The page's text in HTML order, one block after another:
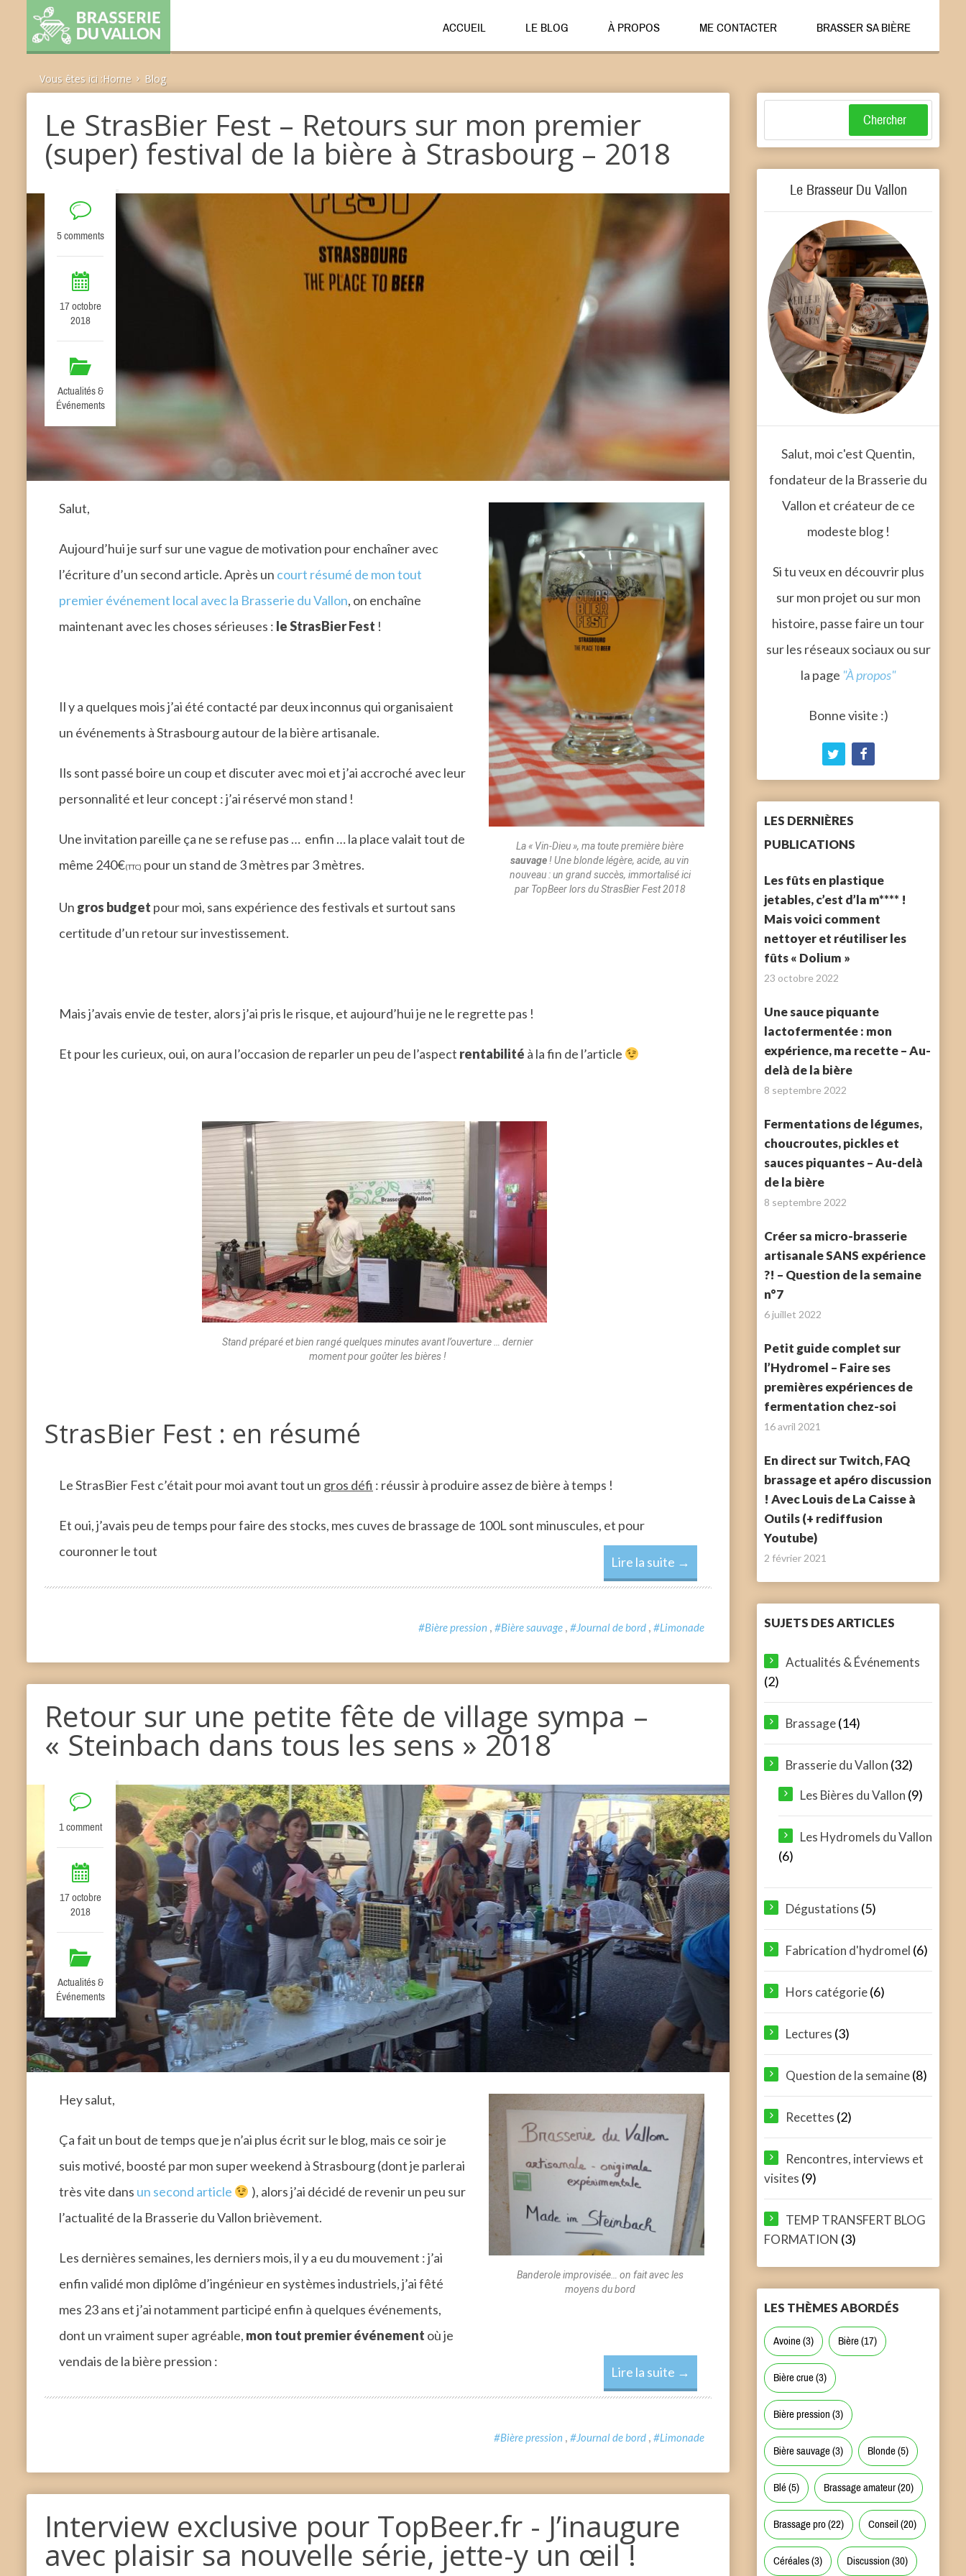
ACCUEIL LE BLOG À PROPOS ME CONTACTER BRASSER SA BIÈRE
Home Blog
Le StrasBier Fest – Retours sur mon premier
(super) festival de la bière à Strasbourg – 2018
5 comments
17 octobre
2018
Actualités &
Événements
La « Vin-Dieu », ma toute première bière
sauvage! Une blonde légère, acide, au vin
nouveau : un grand succès, immortalisé ici
par TopBeer lors du StrasBier Fest 2018
Salut,
Aujourd’hui je surf sur une vague de motivation pour enchaîner avec
l’écriture d’un second article. Après un court résumé de mon tout
premier événement local avec la Brasserie du Vallon, on enchaîne
maintenant avec les choses sérieuses : le StrasBier Fest !
Il y a quelques mois j’ai été contacté par deux inconnus qui organisaient
un événements à Strasbourg autour de la bière artisanale.
Ils sont passé boire un coup et discuter avec moi et j’ai accroché avec leur
personnalité et leur concept : j’ai réservé mon stand !
Une invitation pareille ça ne se refuse pas … enfin … la place valait tout de
même 240€(TTC) pour un stand de 3 mètres par 3 mètres.
Un gros budget pour moi, sans expérience des festivals et surtout sans
certitude d’un retour sur investissement.
Mais j’avais envie de tester, alors j’ai pris le risque, et aujourd’hui je ne le regrette pas !
Et pour les curieux, oui, on aura l’occasion de reparler un peu de l’aspect rentabilité à la fin de l’article
Stand préparé et bien rangé quelques minutes avant l’ouverture … dernier
moment pour goûter les bières !
StrasBier Fest : en résumé
Le StrasBier Fest c’était pour moi avant tout un gros défi : réussir à produire assez de bière à temps !
Et oui, j’avais peu de temps pour faire des stocks, mes cuves de brassage de 100L sont minuscules, et pour
couronner le tout
Lire la suite
#Bière pression, #Bière sauvage, #Journal de bord, #Limonade
Retour sur une petite fête de village sympa –
« Steinbach dans tous les sens » 2018
1 comment
17 octobre
2018
Actualités &
Événements
Banderole improvisée… on fait avec les
moyens du bord
Hey salut,
Ça fait un bout de temps que je n’ai plus écrit sur le blog, mais ce soir je
suis motivé, boosté par mon super weekend à Strasbourg (dont je parlerai
très vite dans un second article
), alors j’ai décidé de revenir un peu sur
l’actualité de la Brasserie du Vallon brièvement.
Les dernières semaines, les derniers mois, il y a eu du mouvement : j’ai
enfin validé mon diplôme d’ingénieur en systèmes industriels, j’ai fêté
mes 23 ans et j’ai notamment participé enfin à quelques événements,
dont un vraiment super agréable, mon tout premier événement où je
vendais de la bière pression :
Lire la suite
#Bière pression, #Journal de bord, #Limonade
Interview exclusive pour TopBeer.fr - J’inaugure
avec plaisir sa nouvelle série, jette-y un œil !
Le Brasseur Du Vallon
Salut, moi c'est Quentin,
fondateur de la Brasserie du
Vallon et créateur de ce
modeste blog !
Si tu veux en découvrir plus
sur mon projet ou sur mon
histoire, passe faire un tour
sur les réseaux sociaux ou sur
la page "À propos"
Bonne visite :)
LES DERNIÈRES
PUBLICATIONS
Les fûts en plastique
jetables, c’est d’la m**** !
Mais voici comment
nettoyer et réutiliser les
fûts « Dolium »
23 octobre 2022
Une sauce piquante
lactofermentée : mon
expérience, ma recette – Au-
delà de la bière
8 septembre 2022
Fermentations de légumes,
choucroutes, pickles et
sauces piquantes – Au-delà
de la bière
8 septembre 2022
Créer sa micro-brasserie
artisanale SANS expérience
?! – Question de la semaine
n°7
6 juillet 2022
Petit guide complet sur
l’Hydromel – Faire ses
premières expériences de
fermentation chez-soi
16 avril 2021
En direct sur Twitch, FAQ
brassage et apéro discussion
! Avec Louis de La Caisse à
Outils (+ rediffusion
Youtube)
2 février 2021
SUJETS DES ARTICLES
Actualités & Événements
(2)
Brassage(14)
Brasserie du Vallon (32)
Les Bières du Vallon (9)
Les Hydromels du Vallon
(6)
Dégustations (5)
Fabrication d'hydromel (6)
Hors catégorie(6)
Lectures (3)
Question de la semaine(8)
Recettes (2)
Rencontres, interviews et
visites (9)
TEMP TRANSFERT BLOG
FORMATION (3)
LES THÈMES ABORDÉS
Avoine(3) Bière(17)
Bière crue(3)
Bière pression (3)
Bière sauvage(3) Blonde(5)
Blé(5) Brassage amateur(20)
Brassage pro(22) Conseil (20)
Céréales(3) Discussion (30)